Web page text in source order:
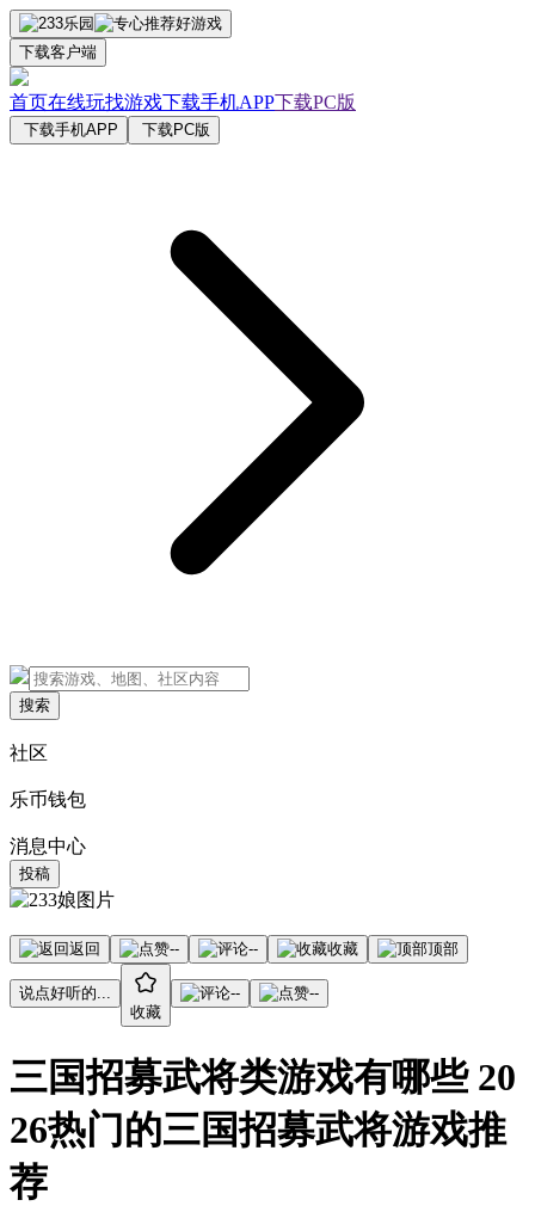
下载客户端
首页在线玩找游戏下载手机APP下载PC版
下载手机APP 下载PC版
搜索
社区
乐币钱包
消息中心
投稿
返回 -- -- 收藏 顶部
说点好听的...
收藏
-- --
三国招募武将类游戏有哪些 20
26热门的三国招募武将游戏推
荐